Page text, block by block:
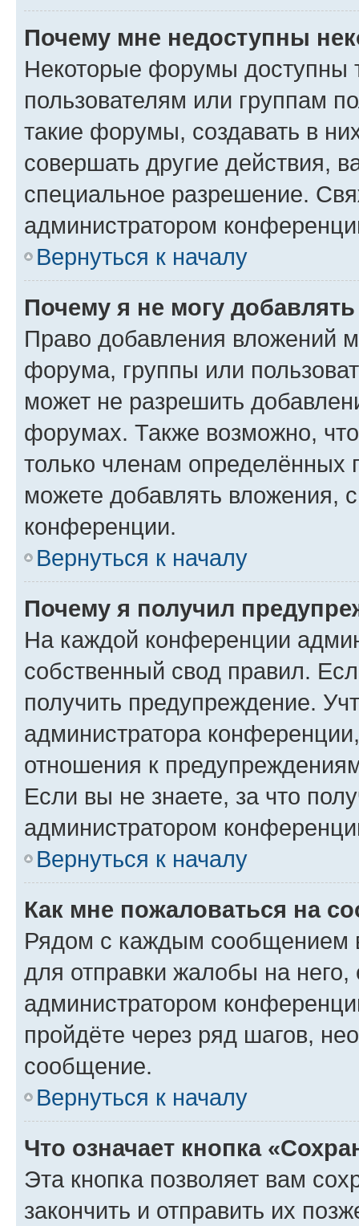
Почему мне недоступны
Некоторые форумы доступны
пользователям или группам
такие форумы, создавать в
совершать другие действия,
специальное разрешение.
администратором
Вернуться к началу
Почему я не могу
Право добавления вложений
форума, группы или
может не разрешить
форумах. Также возможно,
только членам определённых
можете добавлять вложения,
конференции.
Вернуться к началу
Почему я получил
На каждой конференции
собственный свод правил.
получить предупреждение.
администратора
отношения к
Если вы не знаете, за что
администратором
Вернуться к началу
Как мне пожаловаться на
Рядом с каждым сообщением
для отправки жалобы на
администратором
пройдёте через ряд шагов,
сообщение.
Вернуться к началу
Что означает кнопка
Эта кнопка позволяет вам
закончить и отправить их